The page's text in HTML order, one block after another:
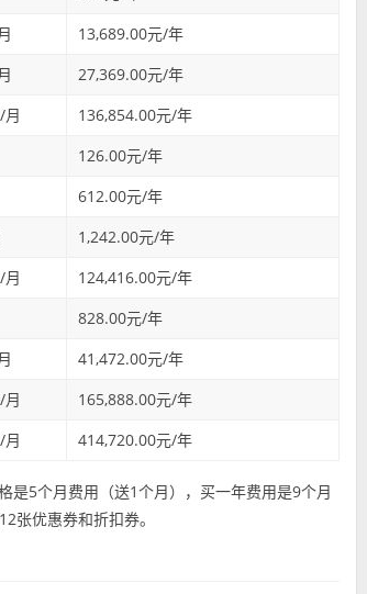
13,689.00元/年
27,369.00元/年
月
136,854.00元/年
126.00元/年
612.00元/年
1,242.00元/年
月
124,416.00元/年
828.00元/年
41,472.00元/年
月
165,888.00元/年
414,720.00元/年
是5个月费用（送1个月），买一年费用是9个月
张优惠券和折扣券。